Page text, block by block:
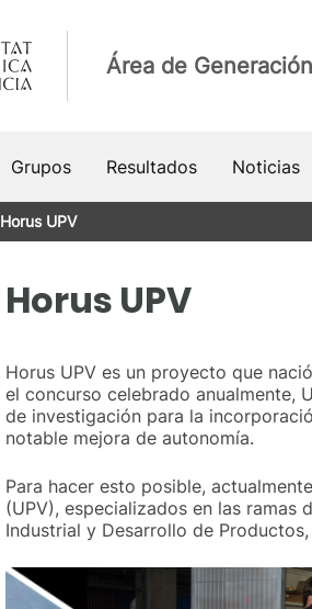
Área de
Grupos Resultados Noticias
Horus UPV
Horus UPV
Horus UPV es un proyecto que
el concurso celebrado anualmente,
de investigación para la
notable mejora de autonomía.
Para hacer esto posible,
(UPV), especializados en las ramas
Industrial y Desarrollo de